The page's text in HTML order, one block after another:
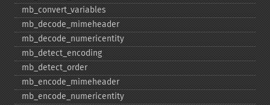
mb_​convert_​variables
mb_​decode_​mimeheader
mb_​decode_​numericentity
mb_​detect_​encoding
mb_​detect_​order
mb_​encode_​mimeheader
mb_​encode_​numericentity